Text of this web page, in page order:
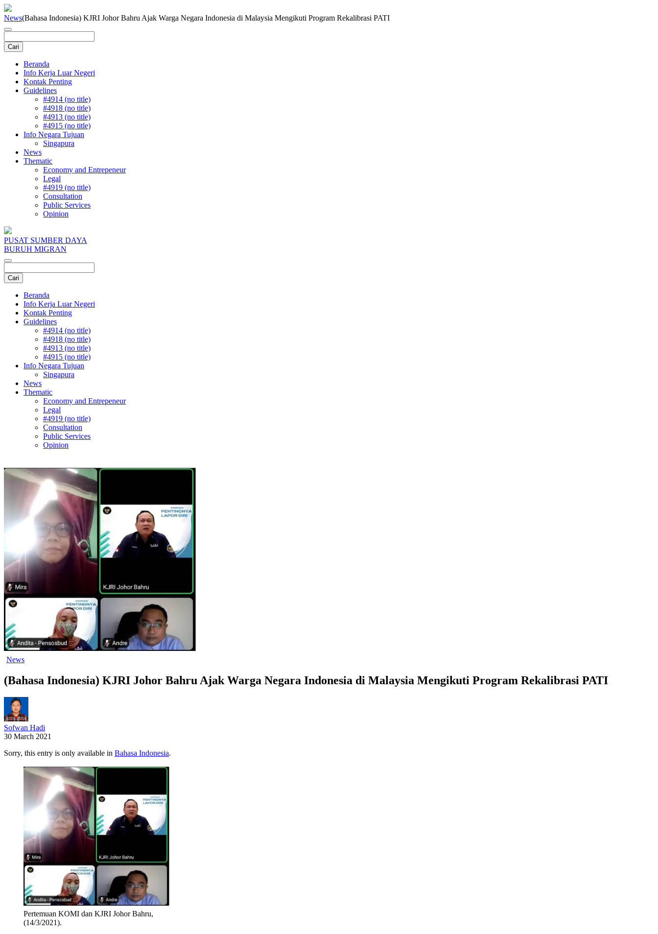
News(Bahasa Indonesia) KJRI Johor Bahru Ajak Warga Negara Indonesia di Malaysia Mengikuti Program Rekalibrasi PATI
Beranda
Info Kerja Luar Negeri
Kontak Penting
Guidelines
#4914 (no title)
#4918 (no title)
#4913 (no title)
#4915 (no title)
Info Negara Tujuan
Singapura
News
Thematic
Economy and Entrepeneur
Legal
#4919 (no title)
Consultation
Public Services
Opinion
PUSAT SUMBER DAYA
BURUH MIGRAN
Beranda
Info Kerja Luar Negeri
Kontak Penting
Guidelines
#4914 (no title)
#4918 (no title)
#4913 (no title)
#4915 (no title)
Info Negara Tujuan
Singapura
News
Thematic
Economy and Entrepeneur
Legal
#4919 (no title)
Consultation
Public Services
Opinion
News
(Bahasa Indonesia) KJRI Johor Bahru Ajak Warga Negara Indonesia di Malaysia Mengikuti Program Rekalibrasi PATI
Sofwan Hadi
30 March 2021
Sorry, this entry is only available in Bahasa Indonesia.
Pertemuan KOMI dan KJRI Johor Bahru,
(14/3/2021).